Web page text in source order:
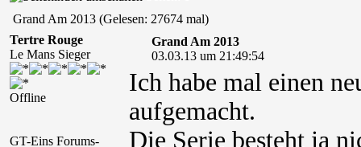
Grand Am 2013 (Gelesen: 27674 mal)
Tertre Rouge
Le Mans Sieger
Offline
GT-Eins Forums-
Grand Am 2013
03.03.13 um 21:49:54
Ich habe mal einen
aufgemacht.
Die Serie besteht ja